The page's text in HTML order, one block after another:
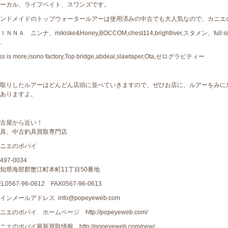
カル、ライフベイト、スワンズです。
ドメイドのトップウォータールアーは使用済みの中古でも大人気なので、カニ
ＮＮＡ ニンナ、mikiske&Honey,BOCCOM,chest114,brightliver,スタメン、full
is more,isono factory,Top bridge,abdeal,slawtaper,Ota,ゼログラビティー
りしたルアーはどんどん店頭に並べていきますので、ぜひお店に、ルアーをみ
りますよ。
屋から近い！
、中古釣具買取専門店
エのポパイ
0034
県海部郡蟹江町本町11丁目50番地
96-0612 FAX0567-96-0613
ンメールアドレス info@popeyeweb.com
エのポパイ ホームページ http://popeyeweb.com/
エのポパイ最新買取情報 http://popeyeweb.com/new/